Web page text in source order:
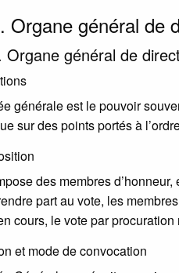
. Organe général de
Organe général de
générale est le pouvoir
sur des points portés à
des membres
part au vote, les
cours, le vote par procuration
et mode de convocation